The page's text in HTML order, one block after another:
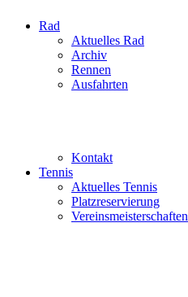
Rad
Aktuelles Rad
Archiv
Rennen
Ausfahrten
Kontakt
Tennis
Aktuelles Tennis
Platzreservierung
Vereinsmeisterschaften